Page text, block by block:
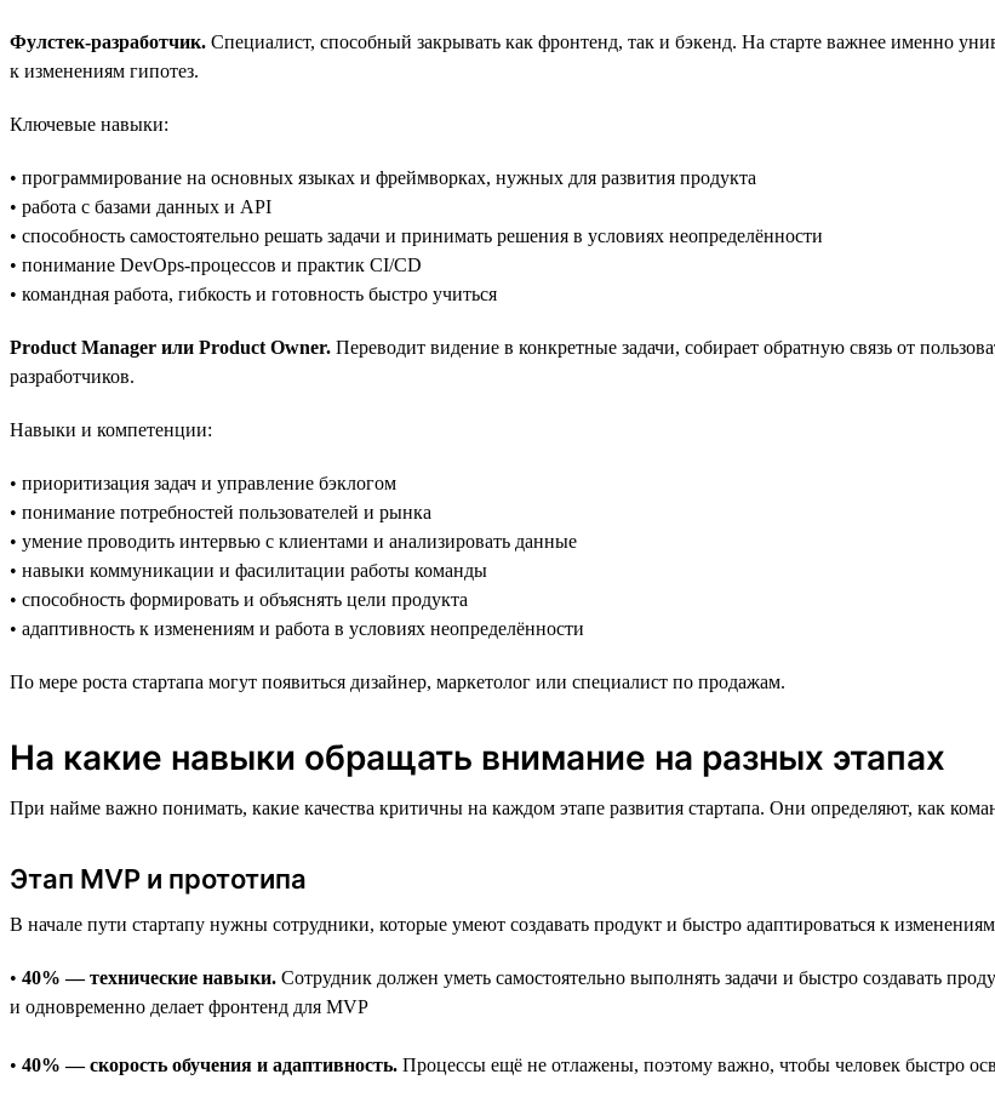
Фулстек-разработчик. Специалист, способный закрывать как фронтенд, так и бэкенд. На старте важнее именно
к изменениям гипотез.
Ключевые навыки:
• программирование на основных языках и фреймворках, нужных для развития продукта
• работа с базами данных и API
• способность самостоятельно решать задачи и принимать решения в условиях неопределённости
• понимание DevOps-процессов и практик CI/CD
• командная работа, гибкость и готовность быстро учиться
Product Manager или Product Owner. Переводит видение в конкретные задачи, собирает обратную связь от
разработчиков.
Навыки и компетенции:
• приоритизация задач и управление бэклогом
• понимание потребностей пользователей и рынка
• умение проводить интервью с клиентами и анализировать данные
• навыки коммуникации и фасилитации работы команды
• способность формировать и объяснять цели продукта
• адаптивность к изменениям и работа в условиях неопределённости
По мере роста стартапа могут появиться дизайнер, маркетолог или специалист по продажам.
На какие навыки обращать внимание на разных этапах
При найме важно понимать, какие качества критичны на каждом этапе развития стартапа. Они определяют, как
Этап MVP и прототипа
В начале пути стартапу нужны сотрудники, которые умеют создавать продукт и быстро адаптироваться к
• 40% — технические навыки. Сотрудник должен уметь самостоятельно выполнять задачи и быстро создавать
и одновременно делает фронтенд для MVP
• 40% — скорость обучения и адаптивность. Процессы ещё не отлажены, поэтому важно, чтобы человек быстро